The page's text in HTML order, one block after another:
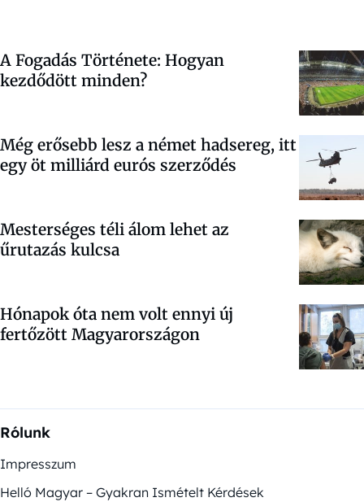
A Fogadás Története: Hogyan
kezdődött minden?
Még erősebb lesz a német hadsereg, itt
egy öt milliárd eurós szerződés
Mesterséges téli álom lehet az
űrutazás kulcsa
Hónapok óta nem volt ennyi új
fertőzött Magyarországon
Rólunk
Impresszum
Helló Magyar – Gyakran Ismételt Kérdések